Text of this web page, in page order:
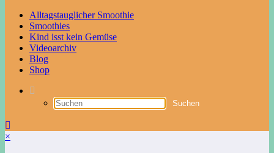
Alltagstauglicher Smoothie
Smoothies
Kind isst kein Gemüse
Videoarchiv
Blog
Shop
×